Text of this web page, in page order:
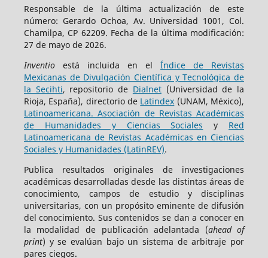
Responsable de la última actualización de este
número: Gerardo Ochoa, Av. Universidad 1001, Col.
Chamilpa, CP 62209. Fecha de la última modificación:
27 de mayo de 2026.
Inventioestá incluida en elÍndice de Revistas
Mexicanas de Divulgación Científica y Tecnológica de
la Secihti, repositorio de Dialnet(Universidad de la
Rioja, España), directorio de Latindex (UNAM, México),
Latinoamericana. Asociación de Revistas Académicas
de Humanidades y Ciencias Sociales y Red
Latinoamericana de Revistas Académicas en Ciencias
Sociales y Humanidades (LatinREV).
Publica resultados originales de investigaciones
académicas desarrolladas desde las distintas áreas de
conocimiento, campos de estudio y disciplinas
universitarias, con un propósito eminente de difusión
del conocimiento. Sus contenidos se dan a conocer en
la modalidad de publicación adelantada (ahead of
print) y se evalúan bajo un sistema de arbitraje por
pares ciegos.